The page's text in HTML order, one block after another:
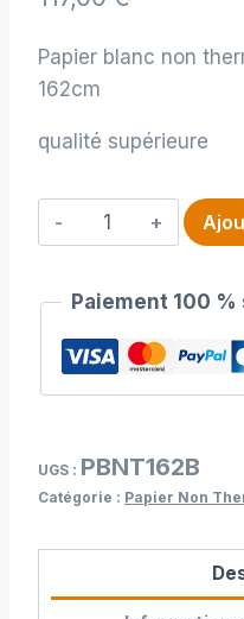
Papier blanc non
162cm
qualité supérieure
quantité
de
blanc
non
thermocollant
en
162cm
Paiement 100
UGS : PBNT162B
Catégorie : Papier Non